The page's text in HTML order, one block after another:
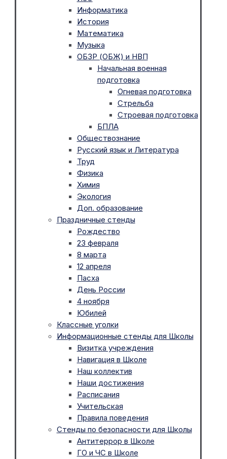
Информатика
История
Математика
Музыка
ОБЗР (ОБЖ) и НВП
Начальная военная
подготовка
Огневая подготовка
Стрельба
Строевая подготовка
БПЛА
Обществознание
Русский язык и Литература
Труд
Физика
Химия
Экология
Доп. образование
Праздничные стенды
Рождество
23 февраля
8 марта
12 апреля
Пасха
День России
4 ноября
Юбилей
Классные уголки
Информационные стенды для Школы
Визитка учреждения
Навигация в Школе
Наш коллектив
Наши достижения
Расписания
Учительская
Правила поведения
Стенды по безопасности для Школы
Антитеррор в Школе
ГО и ЧС в Школе